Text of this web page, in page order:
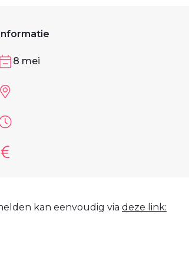
8 mei
kan eenvoudig via deze link: